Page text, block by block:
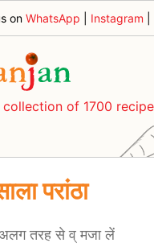
on WhatsApp Instagram
of 1700
परांठा
अलग तरह से व् मजा लें